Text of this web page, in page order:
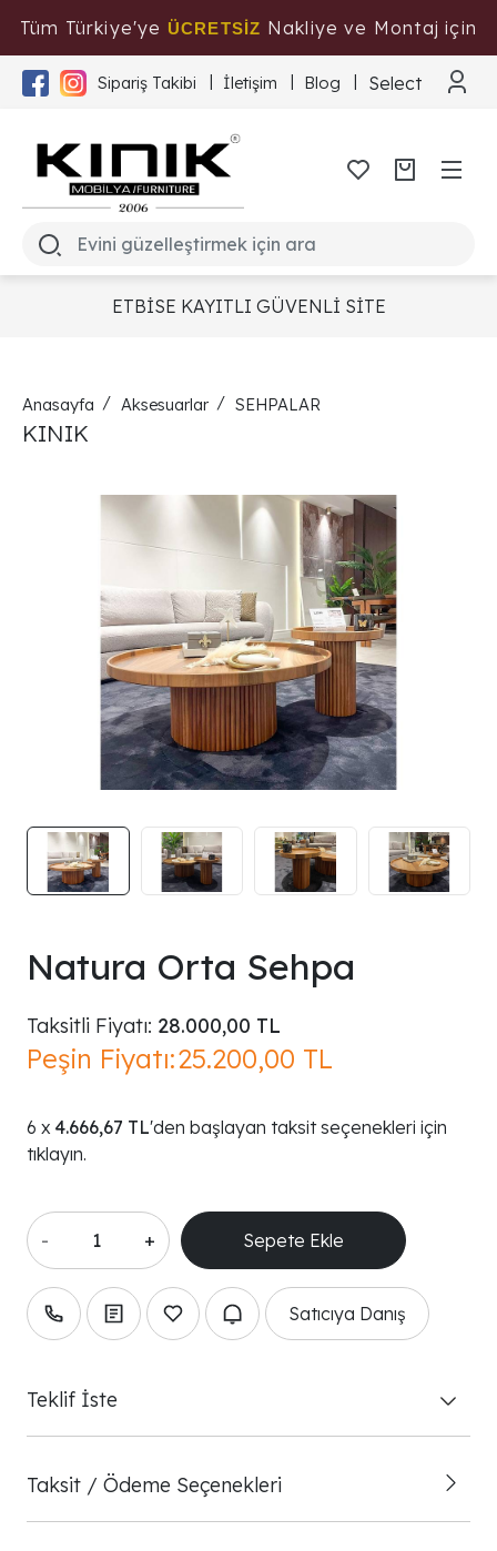
Tüm Türkiye'ye ÜCRETSİZ Nakliye ve Montaj için
Tıklayınız
Sipariş Takibi İletişim Blog Select
ETBİSE KAYITLI GÜVENLİ SİTE
Anasayfa Aksesuarlar SEHPALAR
KINIK
Natura Orta Sehpa
Taksitli Fiyatı: 28.000,00 TL
Peşin Fiyatı:25.200,00 TL
4.666,67 TL'den başlayan taksit seçenekleri için
tıklayın.
- +
Satıcıya Danış
Teklif İste
Taksit / Ödeme Seçenekleri